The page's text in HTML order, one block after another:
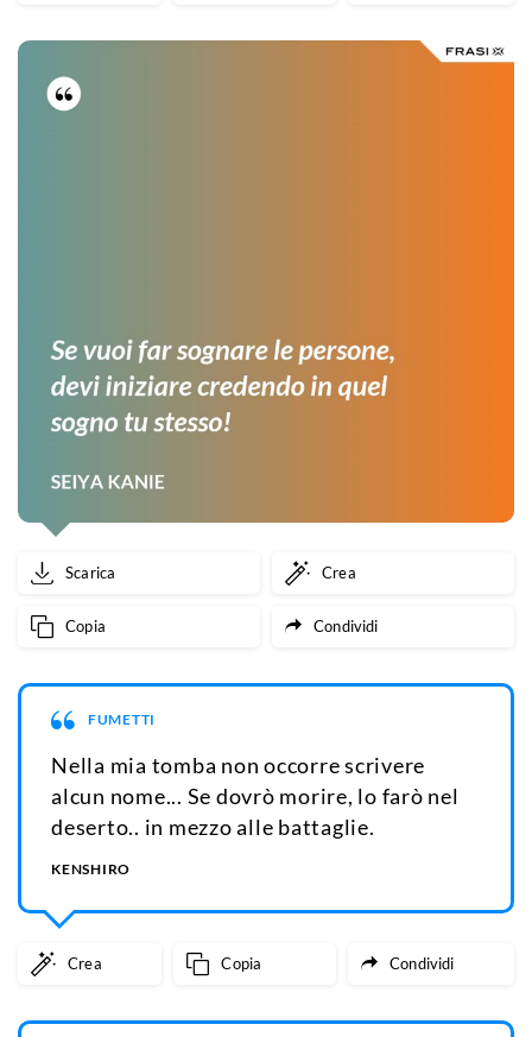
Scarica Crea
Copia Condividi
FUMETTI
Nella mia tomba non occorre scrivere
alcun nome... Se dovrò morire, lo farò nel
deserto.. in mezzo alle battaglie.
KENSHIRO
Crea Copia Condividi